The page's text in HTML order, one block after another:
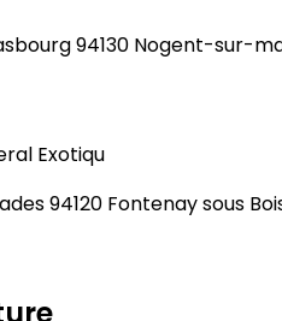
94130 Nogent-sur-
Exotiqu
94120 Fontenay sous